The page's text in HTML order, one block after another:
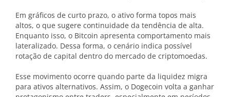
Em gráficos de curto prazo, o ativo forma topos mais
altos, o que sugere continuidade da tendência de alta.
Enquanto isso, o Bitcoin apresenta comportamento mais
lateralizado. Dessa forma, o cenário indica possível
rotação de capital dentro do mercado de criptomoedas.
Esse movimento ocorre quando parte da liquidez migra
para ativos alternativos. Assim, o Dogecoin volta a ganhar